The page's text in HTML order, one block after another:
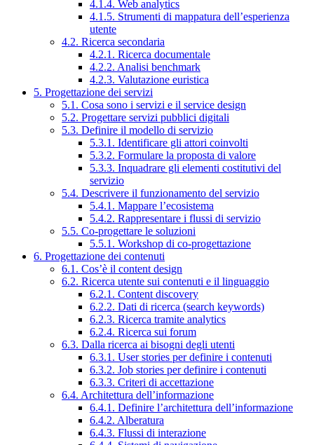
4.1.4. Web analytics
4.1.5. Strumenti di mappatura dell’esperienza
utente
4.2. Ricerca secondaria
4.2.1. Ricerca documentale
4.2.2. Analisi benchmark
4.2.3. Valutazione euristica
5. Progettazione dei servizi
5.1. Cosa sono i servizi e il service design
5.2. Progettare servizi pubblici digitali
5.3. Definire il modello di servizio
5.3.1. Identificare gli attori coinvolti
5.3.2. Formulare la proposta di valore
5.3.3. Inquadrare gli elementi costitutivi del
servizio
5.4. Descrivere il funzionamento del servizio
5.4.1. Mappare l’ecosistema
5.4.2. Rappresentare i flussi di servizio
5.5. Co-progettare le soluzioni
5.5.1. Workshop di co-progettazione
6. Progettazione dei contenuti
6.1. Cos’è il content design
6.2. Ricerca utente sui contenuti e il linguaggio
6.2.1. Content discovery
6.2.2. Dati di ricerca (search keywords)
6.2.3. Ricerca tramite analytics
6.2.4. Ricerca sui forum
6.3. Dalla ricerca ai bisogni degli utenti
6.3.1. User stories per definire i contenuti
6.3.2. Job stories per definire i contenuti
6.3.3. Criteri di accettazione
6.4. Architettura dell’informazione
6.4.1. Definire l’architettura dell’informazione
6.4.2. Alberatura
6.4.3. Flussi di interazione